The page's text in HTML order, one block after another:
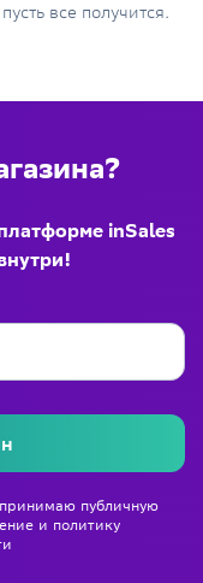
все получится.
inSales
принимаю публичную
и политику